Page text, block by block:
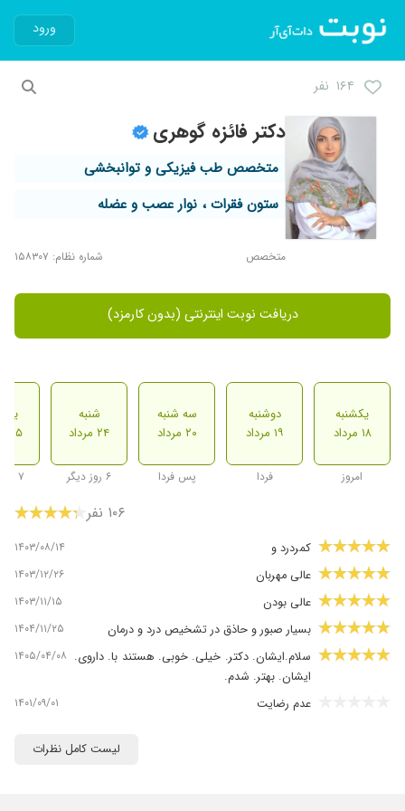
ورود
۱۶۴ نفر
دکتر فائزه گوهری
متخصص طب فیزیکی و توانبخشی
ستون فقرات ، نوار عصب و عضله
متخصص شماره نظام: ۱۵۸۳۰۷
دریافت نوبت اینترنتی (بدون کارمزد)
یکشنبه
۱۸ مرداد
امروز
دوشنبه
۱۹ مرداد
فردا
سه شنبه
۲۰ مرداد
پس فردا
شنبه
۲۴ مرداد
۶ روز دیگر
۲۵ مرداد
۷ روز دیگر
۱۰۶ نفر
کمردرد و ۱۴۰۳/۰۸/۱۴
عالی مهربان ۱۴۰۳/۱۲/۲۶
عالی بودن ۱۴۰۳/۱۱/۱۵
بسیار صبور و حاذق در تشخیص درد و درمان ۱۴۰۴/۱۱/۲۵
سلام.ایشان. دکتر. خیلی. خوبی. هستند با. داروی.
ایشان. بهتر. شدم.
۱۴۰۵/۰۴/۰۸
عدم رضایت ۱۴۰۱/۰۹/۰۱
۱۴۰۲/۰۴/۰۲
لیست کامل نظرات